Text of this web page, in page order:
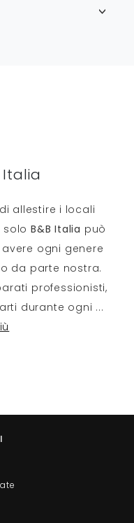
Italia
allestire i locali
solo B&B Italia può
ogni genere
da parte nostra.
professionisti,
durante ogni ...